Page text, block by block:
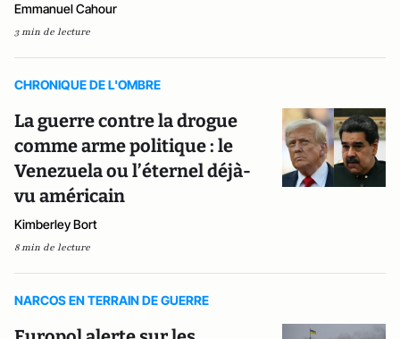
Emmanuel Cahour
3 min de lecture
CHRONIQUE DE L'OMBRE
La guerre contre la drogue
comme arme politique : le
Venezuela ou l’éternel déjà-
vu américain
Kimberley Bort
8 min de lecture
NARCOS EN TERRAIN DE GUERRE